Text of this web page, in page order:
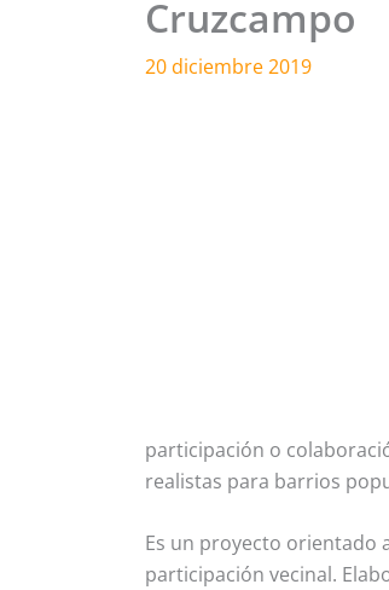
Cruzcampo
20 diciembre 2019
participación o
realistas para barrios
Es un proyecto orientado
participación vecinal.